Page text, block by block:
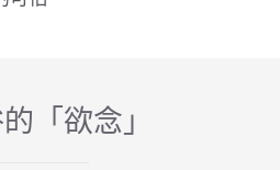
「欲念」